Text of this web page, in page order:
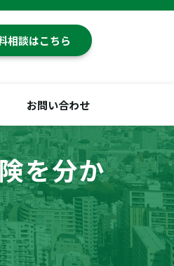
相談はこちら
お問い合わせ
を分か